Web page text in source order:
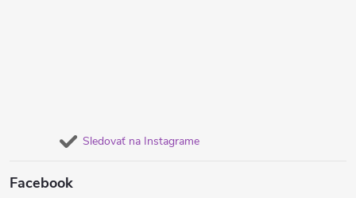
Sledovať na Instagrame
Facebook